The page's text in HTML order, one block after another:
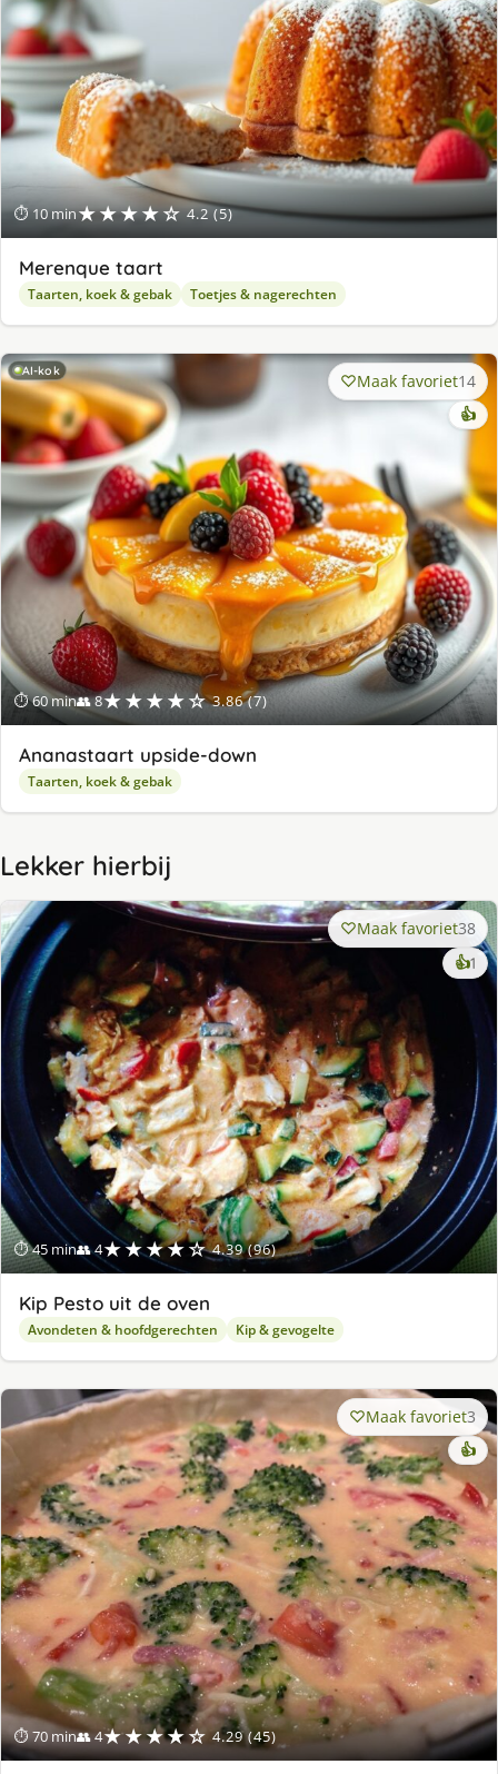
⏱ 10 min★★★★☆ 4.2 (5)
Merenque taart
Taarten, koek & gebak Toetjes & nagerechten
AI-kok
⏱ 60 min👥 8★★★★☆ 3.86 (7)
Maak favoriet14
👍
Ananastaart upside-down
Taarten, koek & gebak
Lekker hierbij
⏱ 45 min👥 4★★★★☆ 4.39 (96)
Maak favoriet38
👍1
Kip Pesto uit de oven
Avondeten & hoofdgerechten Kip & gevogelte
⏱ 70 min👥 4★★★★☆ 4.29 (45)
Maak favoriet3
👍